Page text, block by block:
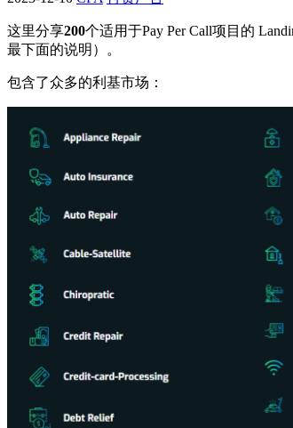
这里分享200个适用于Pay Per Call项目的
最下面的说明）。
包含了众多的利基市场：